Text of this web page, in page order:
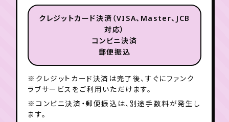
クレジットカード決済（VISA、Master、JCB
対応）
コンビニ決済
郵便振込
※クレジットカード決済は完了後、すぐにファンク
ラブサービスをご利用いただけます。
※コンビニ決済・郵便振込は、別途手数料が発生し
ます。